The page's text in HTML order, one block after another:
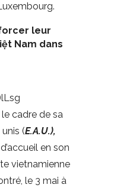
leur
Nam dans
cadre de sa
(E.A.U.),
en son
vietnamienne
le 3 mai à